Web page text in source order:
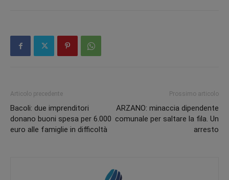
Articolo precedente
Bacoli: due imprenditori
donano buoni spesa per 6.000
euro alle famiglie in difficoltà
Prossimo articolo
ARZANO: minaccia dipendente
comunale per saltare la fila. Un
arresto